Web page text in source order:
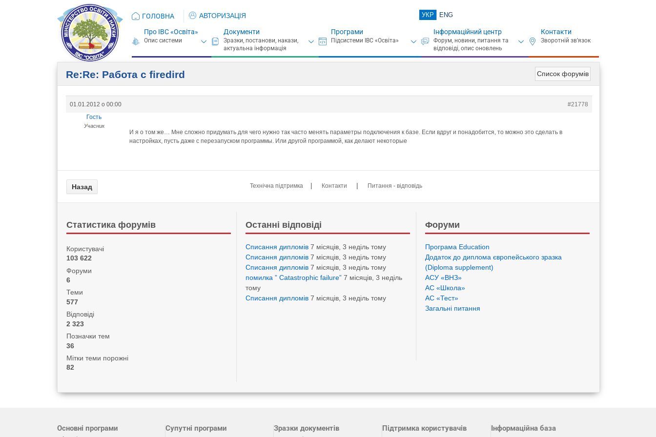
ГОЛОВНА АВТОРИЗАЦІЯ УКР ENG
Про ІВС «Освіта» Документи Програми Інформаційний центр Контакти
Список форумів
Re:Re: Работа с firedird
01.01.2012 о 00:00
#21778
Гость
Учасник
И я о том же… Мне сложно придумать для чего нужно так часто менять параметры подключения к базе. Если вдруг и понадобится, то можно это сделать в
настройках, пусть даже с перезапуском программы. Или другой программой, как делают некоторые
Технічна підтримка | Контакти | Питання - відповідь
Статистика форумів
Користувачі
103 622
Форуми
6
Теми
577
Відповіді
2 323
Позначки тем
36
Мітки теми порожні
82
Останні відповіді
Списання дипломів 7 місяців, 3 неділь тому
Списання дипломів 7 місяців, 3 неділь тому
Списання дипломів 7 місяців, 3 неділь тому
помилка ” Catastrophic failure” 7 місяців, 3 неділь
тому
Списання дипломів 7 місяців, 3 неділь тому
Форуми
Програма Eduсation
Додаток до диплома європейського зразка
(Diploma supplement)
АСУ «ВНЗ»
АС «Школа»
АС «Тест»
Загальні питання
Основні програми Супутні програми Зразки документів Підтримка користувачів Інформаційна база